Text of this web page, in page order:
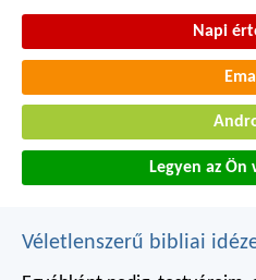
Napi
Legyen az
Véletlenszerű bibliai